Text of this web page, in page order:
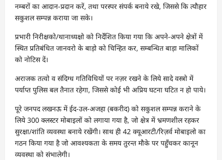
नम्बरों का आदान-प्रदान करें, तथा परस्पर संपर्क बनाये रखे, जिससे कि त्यौहार
सकुशल सम्पन्न कराया जा सके।
प्रभारी निरीक्षको/थानाध्यक्षो को निर्देशित किया गया कि अपने-अपने क्षेत्रों में
स्थित प्रतिबंधित जानवरो के बाड़ो को चिन्हित कर, सम्बन्धित बाड़ा मालिकों
को नोटिस दें।
अराजक तत्वो व संदिग्ध गतिविधियों पर नज़र रखने के लिये सादे वस्त्रो में
पर्याप्त पुलिस बल तैनात रहेगा, जिससे कोई भी अप्रिय घटना घटित न हो पाये।
पूरे जनपद लखनऊ में ईद-उल-अजहा (बकरीद) को सकुशल सम्पन्न कराने के
लिये 300 क्लस्टर मोबाइलों को लगाया गया है, जो क्षेत्र में भ्रमणशील रहकर
सुरक्षा/शांति व्यवस्था बनाये रखेंगी। साथ ही 42 क्यूआरटी/रिज़र्व मोबाइलो का
गठन किया गया है जो आवश्यकता के समय तुरन्त मौके पर पहुँचकर कानून
व्यवस्था को संभालेगी।